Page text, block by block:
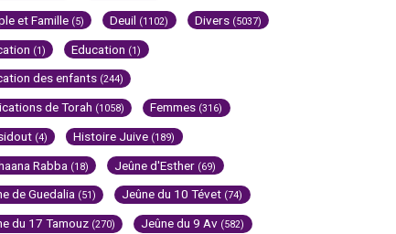
et Famille (5) Deuil (1102) Divers (5037)
(1) Education (1)
des enfants (244)
de Torah (1058) Femmes (316)
(4) Histoire Juive (189)
Rabba (18) Jeûne d'Esther (69)
de Guedalia (51) Jeûne du 10 Tévet (74)
du 17 Tamouz (270) Jeûne du 9 Av (582)